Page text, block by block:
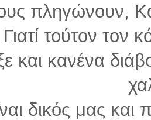
πληγώνουν,
Γιατί τούτον
και κανένα
δικός μας